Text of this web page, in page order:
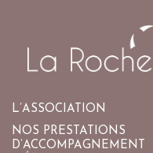
L’ASSOCIATION
NOS PRESTATIONS
D’ACCOMPAGNEMENT